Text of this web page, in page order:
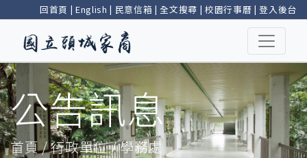
回首頁 | English | 民意信箱 |全文搜尋 | 校園行事曆 |登入後台
公告訊息
首頁 / 行政單位 / 學務處